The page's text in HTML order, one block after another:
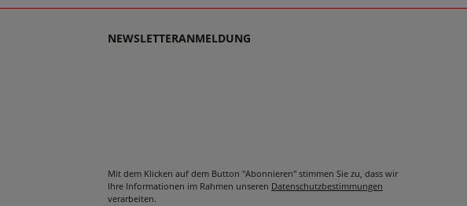
NEWSLETTERANMELDUNG
Mit dem Klicken auf dem Button "Abonnieren" stimmen Sie zu, dass wir
Ihre Informationen im Rahmen unseren Datenschutzbestimmungen
verarbeiten.